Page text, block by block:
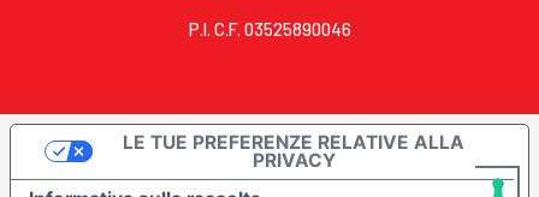
P.I. C.F. 03525890046
LE TUE PREFERENZE RELATIVE ALLA
PRIVACY